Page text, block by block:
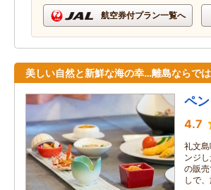
航空券付プラン一覧へ
美しい自然と新鮮な海の幸…離島ならで
ペ
4.7
礼文
ンジ
の販
しで